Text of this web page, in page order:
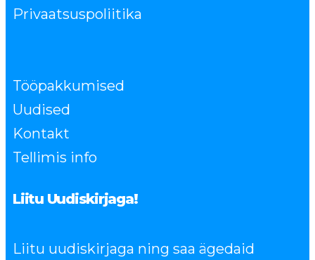
Privaatsuspoliitika
Tööpakkumised
Uudised
Kontakt
Tellimis info
Liitu Uudiskirjaga!
Liitu uudiskirjaga ning saa ägedaid